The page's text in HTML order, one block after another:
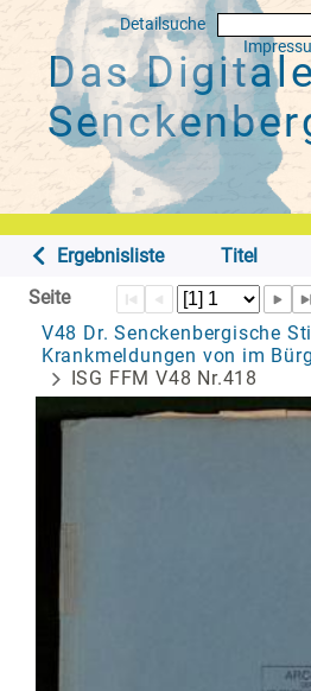
Detailsuche
Das Digitale
Ergebnisliste Titel
Seite
V48 Dr. Senckenbergische
Krankmeldungen von im
ISG FFM V48 Nr.418